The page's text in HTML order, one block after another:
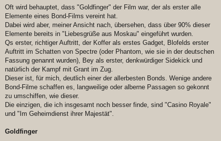
Oft wird behauptet, dass "Goldfinger" der Film war, der als erster alle
Elemente eines Bond-Films vereint hat.
Dabei wird aber, meiner Ansicht nach, übersehen, dass über 90% dieser
Elemente bereits in "Liebesgrüße aus Moskau" eingeführt wurden.
Qs erster, richtiger Auftritt, der Koffer als erstes Gadget, Blofelds erster
Auftritt im Schatten von Spectre (oder Phantom, wie sie in der deutschen
Fassung genannt wurden), Bey als erster, denkwürdiger Sidekick und
natürlich der Kampf mit Grant im Zug.
Dieser ist, für mich, deutlich einer der allerbesten Bonds. Wenige andere
Bond-Filme schaffen es, langweilige oder alberne Passagen so gekonnt
zu umschiffen, wie dieser.
Die einzigen, die ich insgesamt noch besser finde, sind "Casino Royale"
und "Im Geheimdienst ihrer Majestät".
Goldfinger